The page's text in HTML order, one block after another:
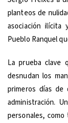
planteos de
asociación ilícita
Pueblo Ranquel
La prueba clave
desnudan los
primeros días de
administración.
personales,